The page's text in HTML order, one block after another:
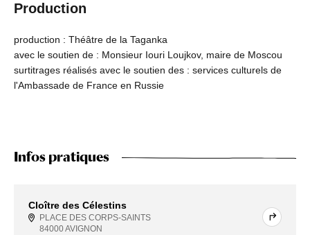
Production
production : Théâtre de la Taganka
avec le soutien de : Monsieur Iouri Loujkov, maire de Moscou
surtitrages réalisés avec le soutien des : services culturels de
l'Ambassade de France en Russie
Infos pratiques
Cloître des Célestins
PLACE DES CORPS-SAINTS
84000 AVIGNON